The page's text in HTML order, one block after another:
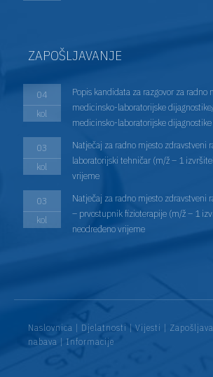
ZAPOŠLJAVANJE
04
kol
Popis kandidata za razgovor za radno
medicinsko-laboratorijske
medicinsko-laboratorijske dijagnostike
03
kol
Natječaj za radno mjesto zdravstveni
laboratorijski tehničar (m/ž – 1
vrijeme
03
kol
Natječaj za radno mjesto zdravstveni
– prvostupnik fizioterapije (m/ž – 1
neodređeno vrijeme
Naslovnica | Djelatnosti | Vijesti |
nabava | Informacije